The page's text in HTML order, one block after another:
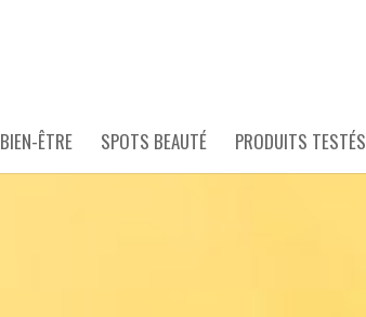
BIEN-ÊTRE SPOTS BEAUTÉ PRODUITS TESTÉS